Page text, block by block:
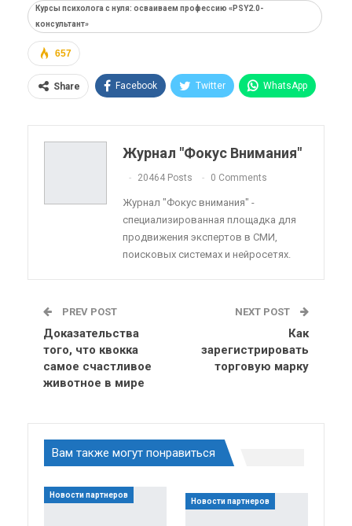
Курсы психолога с нуля: осваиваем профессию «PSY2.0-
консультант»
657
Share Facebook Twitter WhatsApp
Telegram VK Viber
Linkedin Tumblr
Журнал "Фокус Внимания"
20464 Posts 0 Comments
Журнал "Фокус внимания" -
специализированная площадка для
продвижения экспертов в СМИ,
поисковых системах и нейросетях.
PREV POST
Доказательства
того, что квокка
самое счастливое
животное в мире
NEXT POST
Как
зарегистрировать
торговую марку
Вам также могут понравиться
Новости партнеров
Новости партнеров